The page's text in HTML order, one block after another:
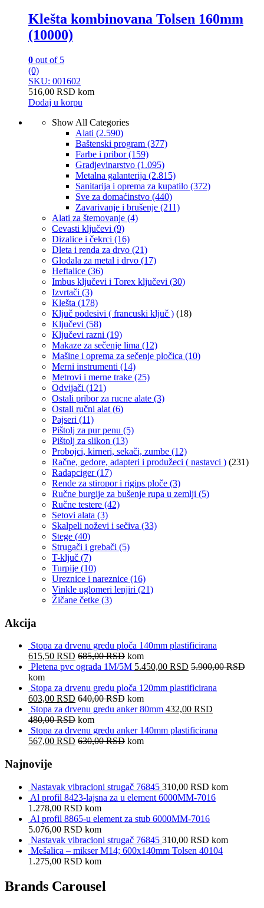
Klešta kombinovana Tolsen 160mm
(10000)
0 out of 5
(0)
SKU: 001602
516,00 RSD kom
Dodaj u korpu
Show All Categories
Alati (2.590)
Baštenski program (377)
Farbe i pribor(159)
Gradjevinarstvo (1.095)
Metalna galanterija (2.815)
Sanitarija i oprema za kupatilo (372)
Sve za domaćinstvo (440)
Zavarivanje i brušenje (211)
Alati za štemovanje (4)
Cevasti ključevi (9)
Dizalice i čekrci (16)
Dleta i renda za drvo (21)
Glodala za metal i drvo (17)
Heftalice (36)
Imbus ključevi i Torex ključevi (30)
Izvrtači (3)
Klešta (178)
Ključ podesivi ( francuski ključ ) (18)
Ključevi (58)
Ključevi razni (19)
Makaze za sečenje lima (12)
Mašine i oprema za sečenje pločica (10)
Merni instrumenti (14)
Metrovi i merne trake (25)
Odvijači (121)
Ostali pribor za rucne alate (3)
Ostali ručni alat (6)
Pajseri (11)
Pištolj za pur penu (5)
Pištolj za slikon (13)
Probojci, kirneri, sekači, zumbe (12)
Račne, gedore, adapteri i produžeci ( nastavci ) (231)
Radapciger(17)
Rende za stiropor i rigips ploče (3)
Ručne burgije za bušenje rupa u zemlji (5)
Ručne testere (42)
Setovi alata (3)
Skalpeli noževi i sečiva (33)
Stege (40)
Strugači i grebači (5)
T-ključ (7)
Turpije (10)
Ureznice i nareznice (16)
Vinkle uglomeri lenjiri (21)
Žičane četke (3)
Akcija
Stopa za drvenu gredu ploča 140mm plastificirana
615,50 RSD 685,00RSD kom
Pletena pvc ograda 1M/5M 5.450,00 RSD 5.900,00RSD
kom
Stopa za drvenu gredu ploča 120mm plastificirana
603,00 RSD 640,00RSD kom
Stopa za drvenu gredu anker 80mm 432,00 RSD
480,00RSD kom
Stopa za drvenu gredu anker 140mm plastificirana
567,00 RSD 630,00RSD kom
Najnovije
Nastavak vibracioni strugač 76845 310,00 RSD kom
Al profil 8423-lajsna za u element 6000MM-7016
1.278,00 RSD kom
Al profil 8865-u element za stub 6000MM-7016
5.076,00 RSD kom
Nastavak vibracioni strugač 76845 310,00 RSD kom
Mešalica – mikser M14; 600x140mm Tolsen 40104
1.275,00 RSD kom
Brands Carousel